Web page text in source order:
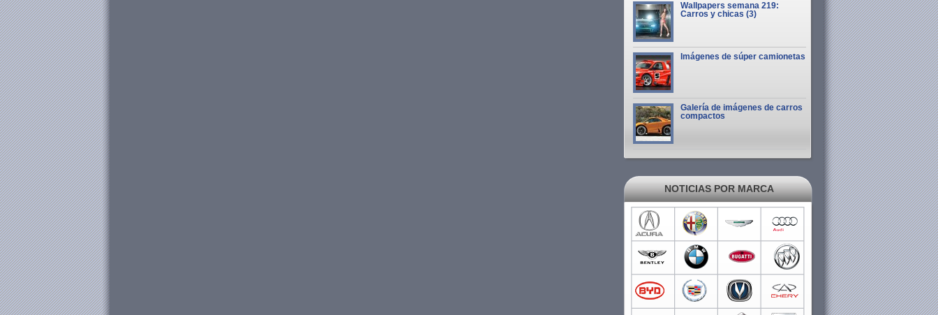
Wallpapers semana 219:
Carros y chicas (3)
Imágenes de súper camionetas
Galería de imágenes de carros
compactos
NOTICIAS POR MARCA